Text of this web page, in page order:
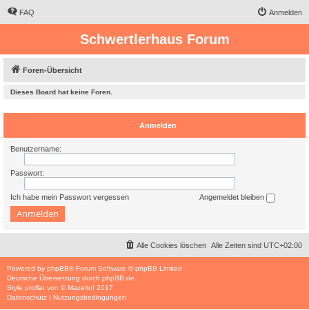
FAQ Anmelden
Schwertlerhaus Forum
Foren-Übersicht
Dieses Board hat keine Foren.
Anmelden
Benutzername:
Passwort:
Ich habe mein Passwort vergessen Angemeldet bleiben
Alle Zeiten sind UTC+02:00
Alle Cookies löschen
Powered by phpBB® Forum Software © phpBB Limited
Deutsche Übersetzung durch phpBB.de
Style proflat von ©Mazeltof 2017
Datenschutz | Nutzungsbedingungen